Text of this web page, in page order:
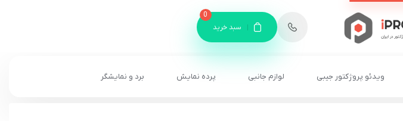
8
سبد خرید
0
ویدئو پروژکتور جیبی لوازم جانبی پرده نمایش برد و نمایشگر